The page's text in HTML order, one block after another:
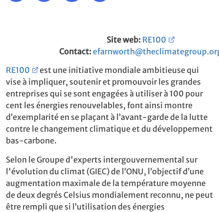
Site web: RE100
Contact:
RE100
est une initiative mondiale ambitieuse qui
vise à impliquer, soutenir et promouvoir les grandes
entreprises qui se sont engagées à utiliser à 100 pour
cent les énergies renouvelables, font ainsi montre
d’exemplarité en se plaçant à l’avant-garde de la lutte
contre le changement climatique et du développement
bas-carbone.
Selon le Groupe d'experts intergouvernemental sur
l'évolution du climat (GIEC) de l’ONU, l’objectif d’une
augmentation maximale de la température moyenne
de deux degrés Celsius mondialement reconnu, ne peut
être rempli que si l’utilisation des énergies